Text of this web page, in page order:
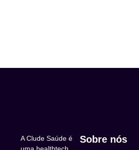
A Clude Saúde é
Sobre nós